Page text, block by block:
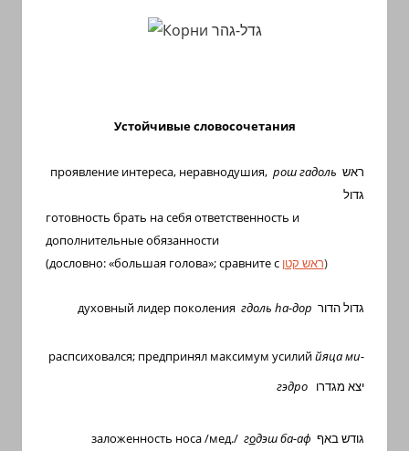
Устойчивые словосочетания
проявление интереса, неравнодушия, рош гадоль ראש
גדול
готовность брать на себя ответственность и
дополнительные обязанности
(дословно: «большая голова»; сравните с ראש קטן)
духовный лидер поколения гдоль hа-дор גדול הדור
распсиховался; предпринял максимум усилиййяца ми-
гэдро יצא מגדרו
заложенность носа /мед./ годэш ба-аф גודש באף